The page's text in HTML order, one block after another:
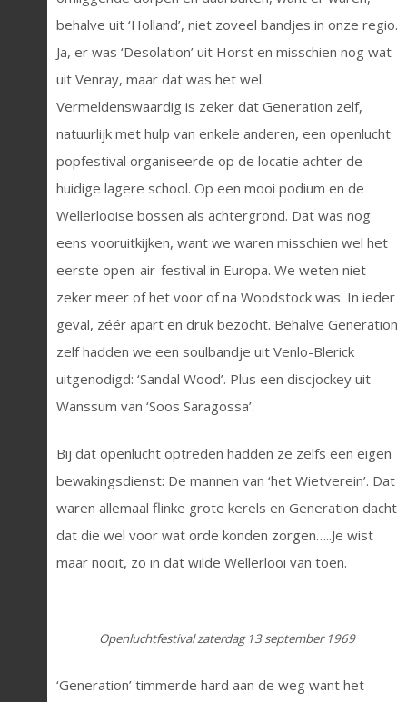
behalve uit ‘Holland’, niet zoveel bandjes in onze regio.
Ja, er was ‘Desolation’ uit Horst en misschien nog wat
uit Venray, maar dat was het wel.
Vermeldenswaardig is zeker dat Generation zelf,
natuurlijk met hulp van enkele anderen, een openlucht
popfestival organiseerde op de locatie achter de
huidige lagere school. Op een mooi podium en de
Wellerlooise bossen als achtergrond. Dat was nog
eens vooruitkijken, want we waren misschien wel het
eerste open-air-festival in Europa. We weten niet
zeker meer of het voor of na Woodstock was. In ieder
geval, zéér apart en druk bezocht. Behalve Generation
zelf hadden we een soulbandje uit Venlo-Blerick
uitgenodigd: ‘Sandal Wood’. Plus een discjockey uit
Wanssum van ‘Soos Saragossa’.
Bij dat openlucht optreden hadden ze zelfs een eigen
bewakingsdienst: De mannen van ‘het Wietverein’. Dat
waren allemaal flinke grote kerels en Generation dacht
dat die wel voor wat orde konden zorgen…..Je wist
maar nooit, zo in dat wilde Wellerlooi van toen.
Openluchtfestival zaterdag 13 september 1969
‘Generation’ timmerde hard aan de weg want het